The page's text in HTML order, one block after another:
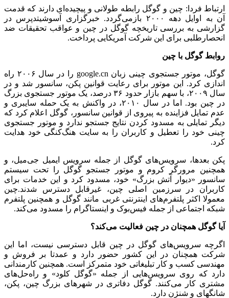
ارتباط فردا: چین و گوگل رابطه طولانی و پیچیده‌ای دارند که قدمت
آن به اوایل دهه ۲۰۰۰ بازمی‌گردد. خبرگزاری آسوشیتدپرس در
گزارشی به بررسی تاریخچه گوگل در چین و عواقب تحقیقات ضد
انحصارطلبی برای این شرکت آمریکایی پرداخت.
روابط گوگل با چین
گوگل، موتور جستجوی چینی زبان google.cn را در سال ۲۰۰۶ راه
اندازی کرد. این موتور برای رعایت قوانین پکن، سانسور شد و در
سال ۲۰۰۹، با سهم بازار حدود ۳۶ درصد، یک موتور جستجوی بزرگ
در چین بود. اما در سال ۲۰۱۰، در واکنش به یک حمله سایبری و
عدم تمایل فزاینده به پیروی از قوانین سانسور، گوگل اعلام کرد که
دیگر تمایلی به مسدود کردن نتایج جستجو ندارد و موتور جستجوی
چینی خود را تعطیل و کاربران را به سایت هنگ‌کنگی خود هدایت
کرد.
پکن بعدها، سرویس‌های گوگل از جمله سرویس ایمیل جی‌میل، و
همچنین مرورگر کروم و موتور جستجو گوگل را تحت سیستم
سانسور «دیوار آتش بزرگ» خود، مسدود کرد و این خدمات برای
کاربران در سرزمین اصلی چین، غیرقابل دسترس شدند.چین
معمولا اکثر پلتفرم‌های اینترنتی غربی مانند گوگل و همچنین پلتفرم
شبکه اجتماعی از جمله فیس‌بوک و اینستاگرام را مسدود می‌کند.
آیا گوگل همچنان در چین فعالیت می‌کند؟
اگرچه سرویس‌های گوگل در چین قابل دسترسی نیست، اما این
شرکت همچنان در این کشور حضور دارد و عمدتا بر فروش و
مهندسی کسب و کار تبلیغاتی خود متمرکز است. همچنین کارمندانی
دارد که روی سرویس‌هایی از جمله «گوگل کلود» و راه‌حل‌های
مشتری کار می‌کنند. گوگل دفاتری در شهرهای بزرگ چین، پکن،
شانگهای و شنژن دارد.